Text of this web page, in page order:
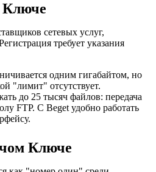
Ключе
сетевых услуг,
требует указания
одним гигабайтом, но
"лимит" отсутствует.
до 25 тысяч файлов: передача
FTP. С Beget удобно работать
Ключе